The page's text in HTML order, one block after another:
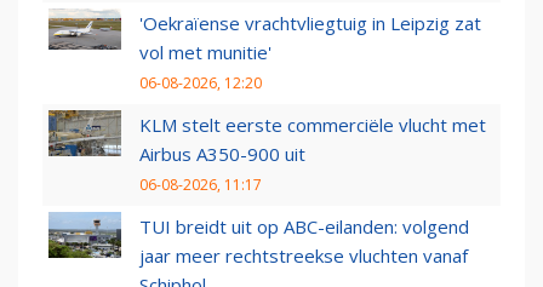
'Oekraïense vrachtvliegtuig in Leipzig zat
vol met munitie'
06-08-2026, 12:20
KLM stelt eerste commerciële vlucht met
Airbus A350-900 uit
06-08-2026, 11:17
TUI breidt uit op ABC-eilanden: volgend
jaar meer rechtstreekse vluchten vanaf